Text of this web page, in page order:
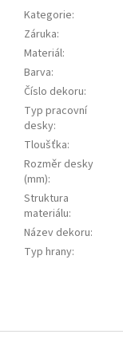
Kategorie:
Záruka:
Materiál:
Barva:
Číslo dekoru:
Typ pracovní
desky:
Tloušťka:
Rozměr desky
(mm):
Struktura
materiálu:
Název dekoru:
Typ hrany:
á